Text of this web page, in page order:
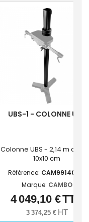
UBS-1 - COLONNE UBS
Colonne UBS - 2,14 m
10x10 cm
Référence: CAM99140851
Marque: CAMBO
Prix
4 049,10 €TTC
3 374,25 € HT